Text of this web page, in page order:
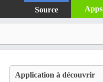
Source Apps
Application à découvrir